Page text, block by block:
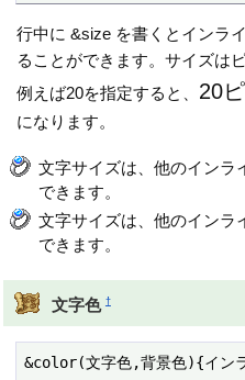
行中に &size を書くとインラ
ることができます。サイズは
例えば20を指定すると、 20
になります。
文字サイズは、他のインラ
できます。
文字サイズは、他のインラ
できます。
文字色 †
&color(文字色,背景色){イン